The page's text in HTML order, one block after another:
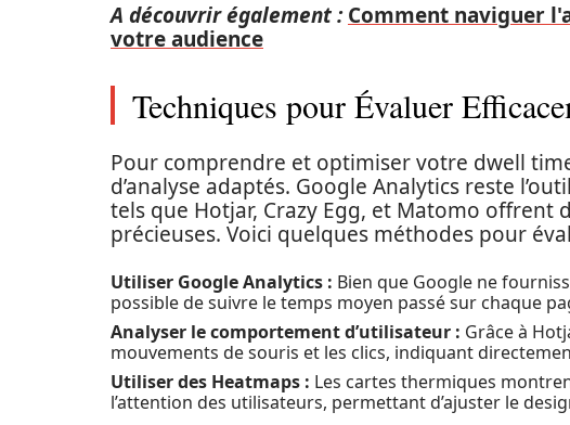
A découvrir également : Comment naviguer
votre audience
Techniques pour Évaluer
Pour comprendre et optimiser votre dwell
d’analyse adaptés. Google Analytics reste
tels que Hotjar, Crazy Egg, et Matomo offrent
précieuses. Voici quelques méthodes pour
Utiliser Google Analytics : Bien que Google ne
possible de suivre le temps moyen passé sur chaque
Analyser le comportement d’utilisateur : Grâce à
mouvements de souris et les clics, indiquant
Utiliser des Heatmaps : Les cartes thermiques
l’attention des utilisateurs, permettant d’ajuster le